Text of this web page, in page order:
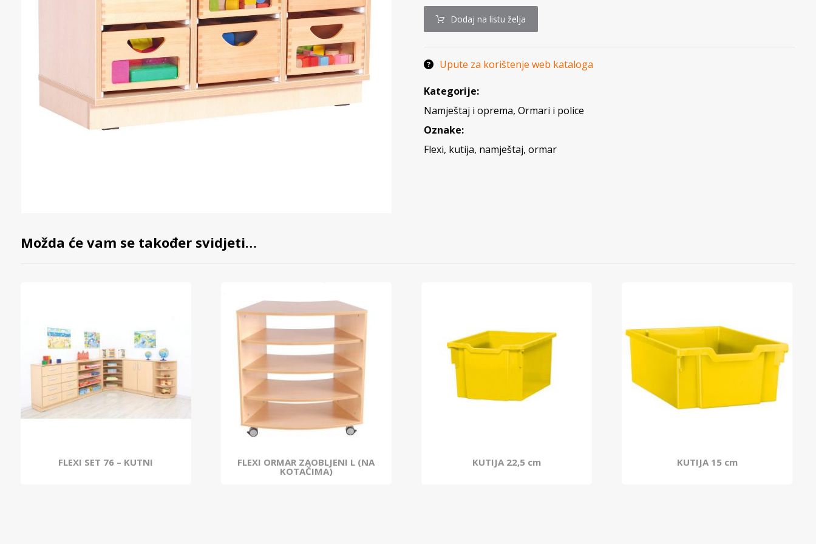
Dodaj na listu želja
Upute za korištenje web kataloga
Kategorije:
Namještaj i oprema, Ormari i police
Oznake:
Flexi, kutija, namještaj, ormar
Možda će vam se također svidjeti…
FLEXI SET 76 – KUTNI FLEXI ORMAR ZAOBLJENI L (NA
KOTAČIMA)
KUTIJA 22,5 cm KUTIJA 15 cm